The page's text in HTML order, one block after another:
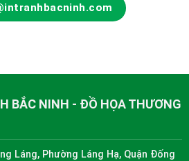
BẮC NINH - ĐỒ HỌA THƯƠNG
Láng, Phường Láng Hạ, Quận Đống